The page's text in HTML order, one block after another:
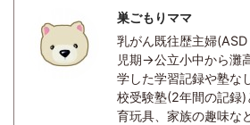
巣ごもりママ
乳がん既往歴主婦
児期→公立小中から灘
学した学習記録や塾な
校受験塾(2年間の記録
育玩具、家族の趣味な